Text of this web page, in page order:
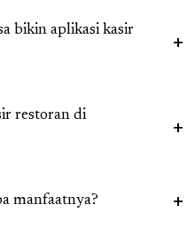
bikin aplikasi kasir
restoran di
manfaatnya?